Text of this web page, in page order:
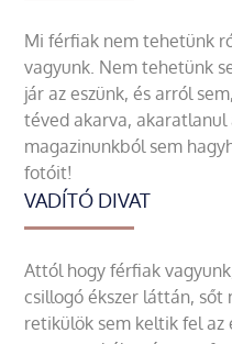
Mi férfiak nem tehetünk
vagyunk. Nem tehetünk
jár az eszünk, és arról
téved akarva, akaratlanul
magazinunkból sem
fotóit!
VADÍTÓ DIVAT
Attól hogy férfiak
csillogó ékszer láttán, sőt
retikülök sem keltik fel az